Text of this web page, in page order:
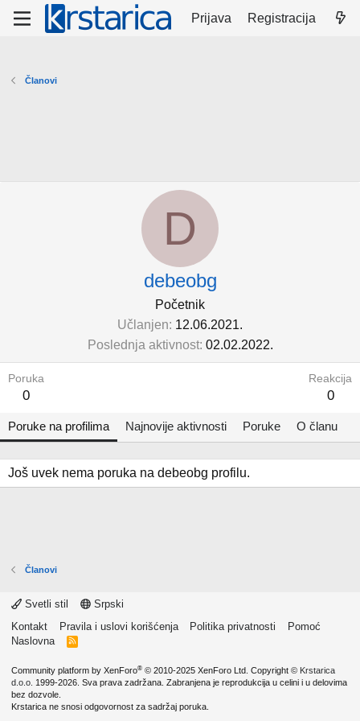
Prijava Registracija
Članovi
D
debeobg
Početnik
Učlanjen 12.06.2021.
Poslednja aktivnost 02.02.2022.
Poruka
0
Reakcija
0
Poruke na profilima Najnovije aktivnosti Poruke O članu
Još uvek nema poruka na debeobg profilu.
Članovi
Svetli stil
Srpski
Kontakt
Pravila i uslovi korišćenja Politika privatnosti
Pomoć
Naslovna
R
Community platform by XenForo® © 2010-2025 XenForo Ltd. Copyright © Krstarica
d.o.o. 1999-2026. Sva prava zadržana. Zabranjena je reprodukcija u celini i u delovima
bez dozvole.
Krstarica ne snosi odgovornost za sadržaj poruka.